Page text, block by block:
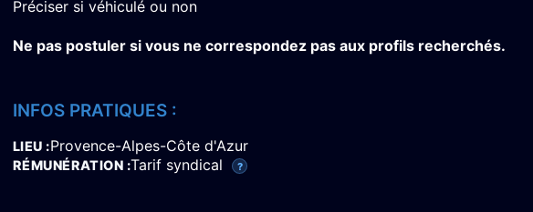
Préciser si véhiculé ou non
Ne pas postuler si vous ne correspondez pas aux profils recherchés.
INFOS PRATIQUES :
LIEU Provence-Alpes-Côte d'Azur
RÉMUNÉRATION Tarif syndical ?